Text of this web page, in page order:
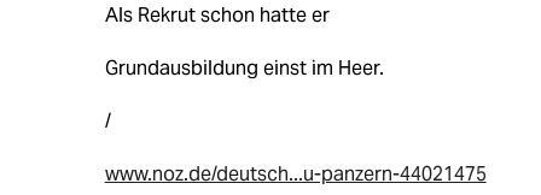
Als Rekrut schon hatte er
Grundausbildung einst im Heer.
/
www.noz.de/deutsch...u-panzern-44021475